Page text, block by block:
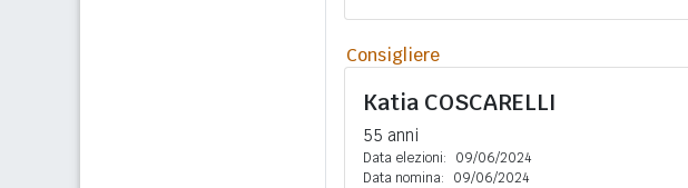
Consigliere
Katia COSCARELLI
55 anni
Data elezioni:
09/06/2024
Data nomina:
09/06/2024